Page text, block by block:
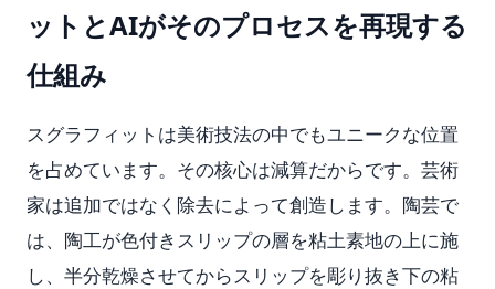
ットとAIがそのプロセスを再現する
仕組み
スグラフィットは美術技法の中でもユニークな位置
を占めています。その核心は減算だからです。芸術
家は追加ではなく除去によって創造します。陶芸で
は、陶工が色付きスリップの層を粘土素地の上に施
し、半分乾燥させてからスリップを彫り抜き下の粘